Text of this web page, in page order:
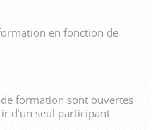
en fonction de
formation sont ouvertes
d’un seul participant